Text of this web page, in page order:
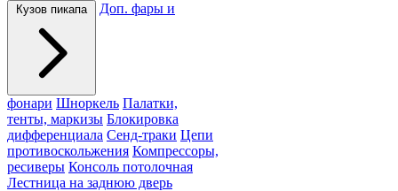
Кузов пикапа Доп. фары и
фонари Шноркель Палатки,
тенты, маркизы Блокировка
дифференциала Сенд-траки Цепи
противоскольжения Компрессоры,
ресиверы Консоль потолочная
Лестница на заднюю дверь